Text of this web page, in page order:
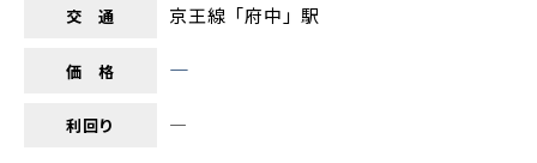
交 通 京王線「府中」駅
価 格 ―
利回り ―